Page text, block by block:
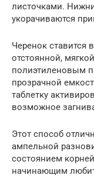
листочками.
укорачиваются
Черенок ставится
отстоянной,
полиэтиленовым
прозрачной
таблетку
возможное
Этот способ
ампельной
состоянием
начинающим